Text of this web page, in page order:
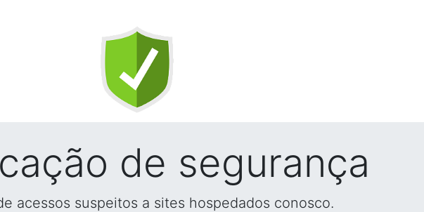
de segurança
acessos suspeitos a sites hospedados conosco.